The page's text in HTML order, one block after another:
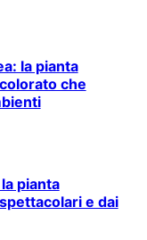
la pianta
che
pianta
e dai